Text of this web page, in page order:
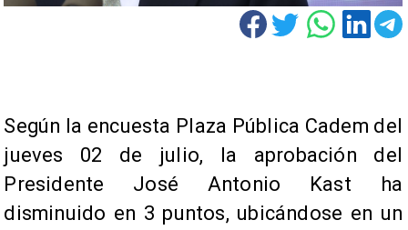
Según la encuesta Plaza Pública Cadem del
jueves 02 de julio, la aprobación del
Presidente José Antonio Kast ha
disminuido en 3 puntos, ubicándose en un